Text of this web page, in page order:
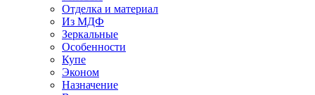
Отделка и материал
Из МДФ
Зеркальные
Особенности
Купе
Эконом
Назначение